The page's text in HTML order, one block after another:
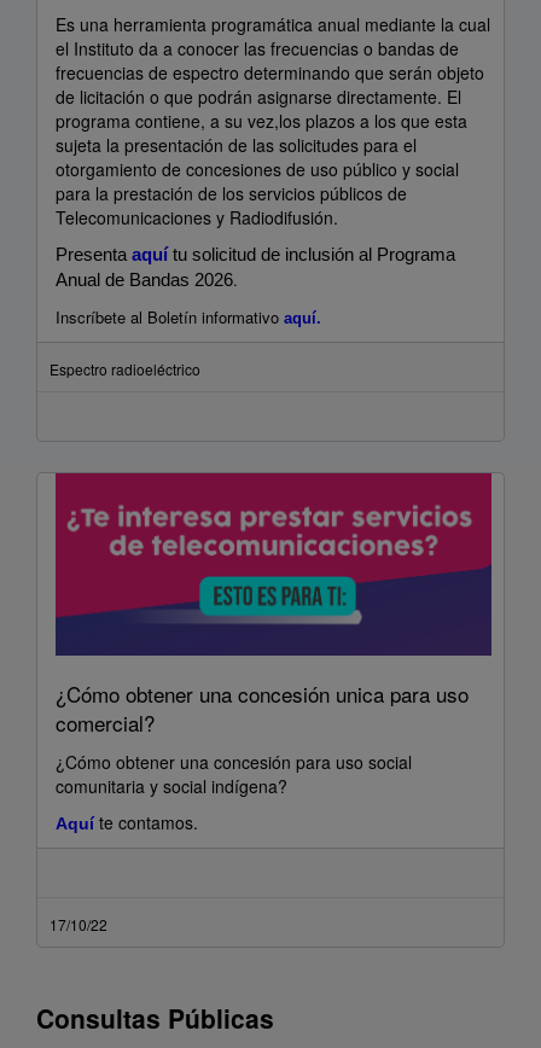
al
Instituto
relacionados
con
la
homologación,
numeración,
comercializadoras,
licencias,
peritos
y
extranjeros.
Consulta
al
Es una herramienta programática anual mediante la cual
el Instituto da a conocer las frecuencias o bandas de
frecuencias de espectro determinando que serán objeto
de licitación o que podrán asignarse directamente. El
programa contiene, a su vez,los plazos a los que esta
sujeta la presentación de las solicitudes para el
otorgamiento de concesiones de uso público y social
para la prestación de los servicios públicos de
Telecomunicaciones y Radiodifusión.
Presenta aquí tu solicitud de inclusión al Programa
Anual de Bandas 2026.
Inscríbete al Boletín informativo aquí.
Espectro radioeléctrico
¿Cómo obtener una concesión unica para uso
comercial?
¿Cómo obtener una concesión para uso social
comunitaria y social indígena?
Aquí te contamos.
17/10/22
Consultas Públicas